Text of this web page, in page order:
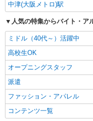
中津(大阪メトロ)駅
人気の特集からバイト・ア
ミドル（40代～）活躍中
高校生OK
オープニングスタッフ
派遣
ファッション・アパレル
コンテンツ一覧